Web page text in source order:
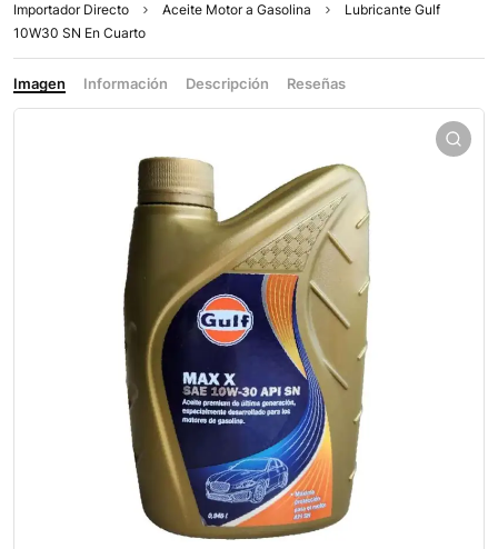
Importador Directo
Aceite Motor a Gasolina
Lubricante Gulf
10W30 SN En Cuarto
Imagen Información Descripción Reseñas